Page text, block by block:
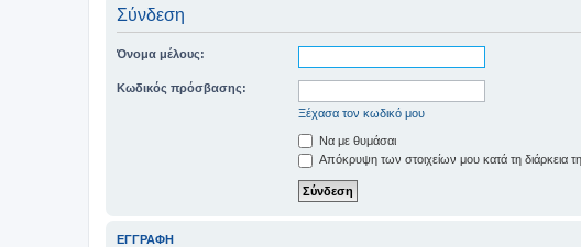
Σύνδεση
Όνομα μέλους:
Κωδικός πρόσβασης:
Ξέχασα τον κωδικό μου
Να με θυμάσαι
Απόκρυψη των στοιχείων μου κατά τη διάρκεια
ΕΓΓΡΑΦΉ